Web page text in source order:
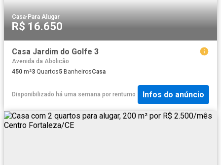
Casa·Para Alugar
R$ 16.650
Casa Jardim do Golfe 3
Avenida da Abolicão
450 m²3 Quartos5 BanheirosCasa
Disponibilizado há uma semana por rentumo Infos do anúncio